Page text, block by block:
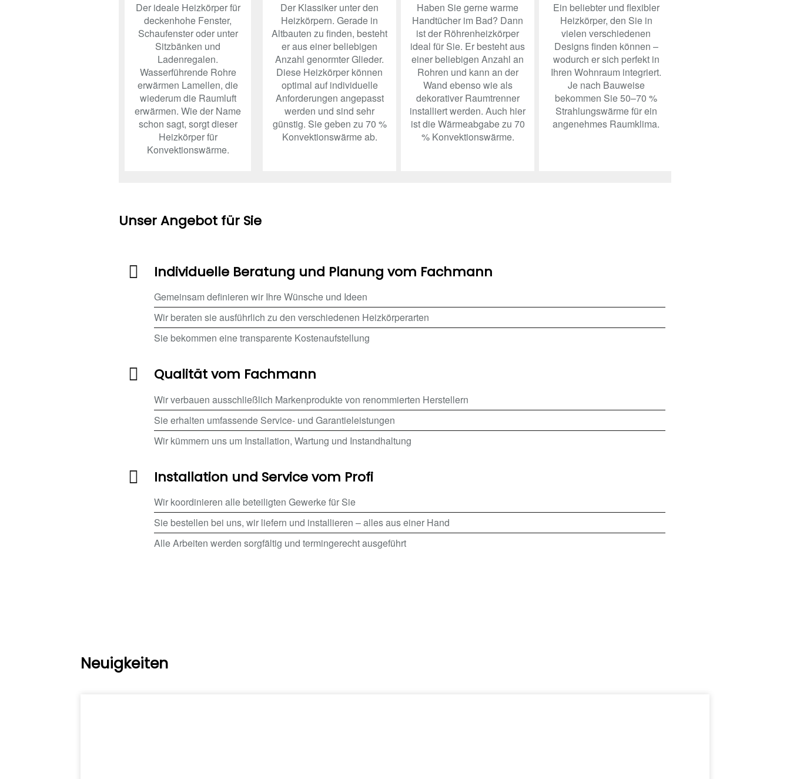
Der ideale Heizkörper für
deckenhohe Fenster,
Schaufenster oder unter
Sitzbänken und
Ladenregalen.
Wasserführende Rohre
erwärmen Lamellen, die
wiederum die Raumluft
erwärmen. Wie der Name
schon sagt, sorgt dieser
Heizkörper für
Konvektionswärme.
Der Klassiker unter den
Heizkörpern. Gerade in
Altbauten zu finden, besteht
er aus einer beliebigen
Anzahl genormter Glieder.
Diese Heizkörper können
optimal auf individuelle
Anforderungen angepasst
werden und sind sehr
günstig. Sie geben zu 70 %
Konvektionswärme ab.
Haben Sie gerne warme
Handtücher im Bad? Dann
ist der Röhrenheizkörper
ideal für Sie. Er besteht aus
einer beliebigen Anzahl an
Rohren und kann an der
Wand ebenso wie als
dekorativer Raumtrenner
installiert werden. Auch hier
ist die Wärmeabgabe zu 70
% Konvektionswärme.
Ein beliebter und flexibler
Heizkörper, den Sie in
vielen verschiedenen
Designs finden können –
wodurch er sich perfekt in
Ihren Wohnraum integriert.
Je nach Bauweise
bekommen Sie 50–70 %
Strahlungswärme für ein
angenehmes Raumklima.
Unser Angebot für Sie
Individuelle Beratung und Planung vom Fachmann
Gemeinsam definieren wir Ihre Wünsche und Ideen
Wir beraten sie ausführlich zu den verschiedenen Heizkörperarten
Sie bekommen eine transparente Kostenaufstellung
Qualität vom Fachmann
Wir verbauen ausschließlich Markenprodukte von renommierten Herstellern
Sie erhalten umfassende Service- und Garantieleistungen
Wir kümmern uns um Installation, Wartung und Instandhaltung
Installation und Service vom Profi
Wir koordinieren alle beteiligten Gewerke für Sie
Sie bestellen bei uns, wir liefern und installieren – alles aus einer Hand
Alle Arbeiten werden sorgfältig und termingerecht ausgeführt
Neuigkeiten